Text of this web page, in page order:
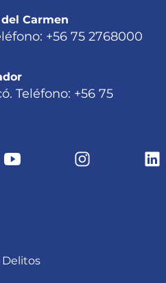
Carmen
+56 75 2768000
Teléfono: +56 75